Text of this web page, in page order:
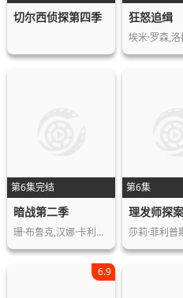
切尔西侦探第四季 狂怒追缉
第6集完结
暗战第二季
珊·布鲁克,汉娜·卡利克-布朗,西蒙·…
第6集
理发师探
6.9